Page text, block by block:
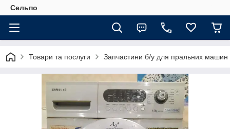
Сельпо
Товари та послуги Запчастини б/у для пральних машин